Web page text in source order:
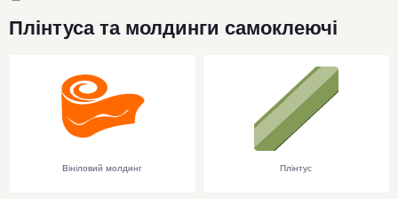
Плінтуса та молдинги самоклеючі
Вініловий молдинг Плінтус